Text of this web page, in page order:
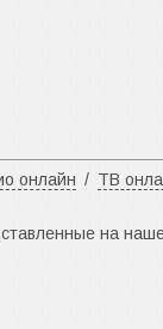
онлайн / ТВ
на